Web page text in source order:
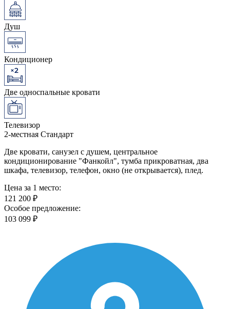
Душ
Кондиционер
Две односпальные кровати
Телевизор
2-местная Стандарт
Две кровати, санузел с душем, центральное
кондиционирование "Фанкойл", тумба прикроватная, два
шкафа, телевизор, телефон, окно (не открывается), плед.
Цена за 1 место:
121 200 ₽
Особое предложение:
103 099 ₽